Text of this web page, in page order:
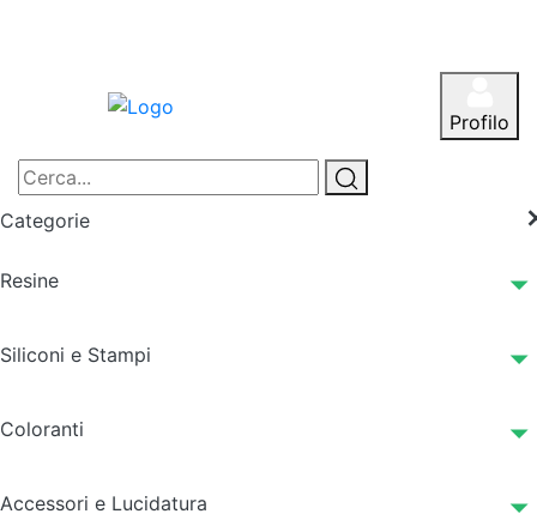
Profilo
Categorie
Resine
Siliconi e Stampi
Coloranti
Accessori e Lucidatura